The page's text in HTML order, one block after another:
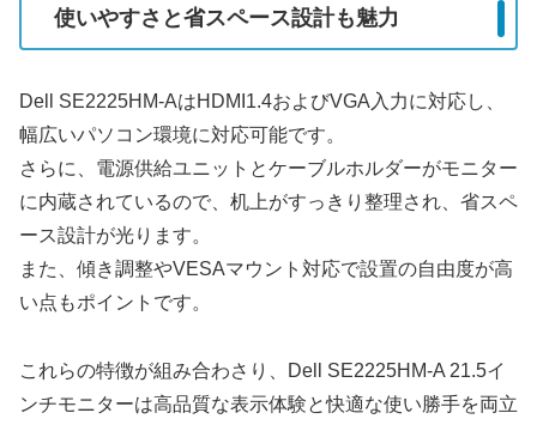
使いやすさと省スペース設計も魅力
Dell SE2225HM-AはHDMI1.4およびVGA入力に対応し、
幅広いパソコン環境に対応可能です。
さらに、電源供給ユニットとケーブルホルダーがモニター
に内蔵されているので、机上がすっきり整理され、省スペ
ース設計が光ります。
また、傾き調整やVESAマウント対応で設置の自由度が高
い点もポイントです。
これらの特徴が組み合わさり、Dell SE2225HM-A 21.5イ
ンチモニターは高品質な表示体験と快適な使い勝手を両立